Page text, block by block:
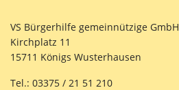
VS Bürgerhilfe gemeinnützige GmbH
Kirchplatz 11
15711 Königs Wusterhausen
Tel.: 03375 / 21 51 210